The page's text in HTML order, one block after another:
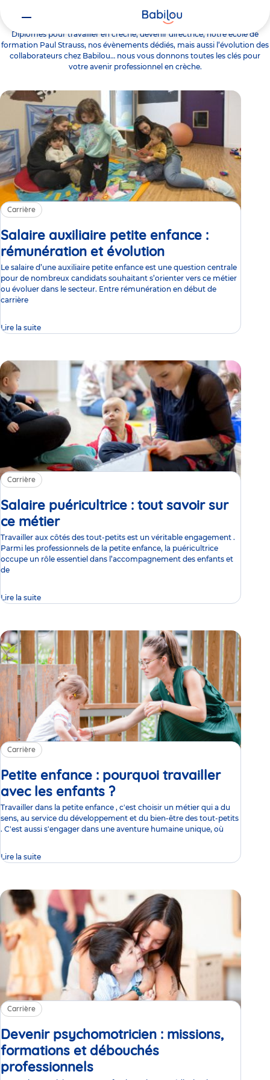
Carrière
Diplômes pour travailler en crèche, devenir directrice, notre école de
formation Paul Strauss, nos évènements dédiés, mais aussi l’évolution des
collaborateurs chez Babilou… nous vous donnons toutes les clés pour
votre avenir professionnel en crèche.
Carrière
Salaire auxiliaire petite enfance :
rémunération et évolution
Le salaire d’une auxiliaire petite enfance est une question centrale
pour de nombreux candidats souhaitant s’orienter vers ce métier
ou évoluer dans le secteur. Entre rémunération en début de
carrière
Lire la suite
Carrière
Salaire puéricultrice : tout savoir sur
ce métierArticle
Travailler aux côtés des tout-petits est un véritable engagement .
Parmi les professionnels de la petite enfance, la puéricultrice
occupe un rôle essentiel dans l’accompagnement des enfants et
de
Lire la suite
Carrière
Petite enfance : pourquoi travailler
avec les enfants ?Article
Travailler dans la petite enfance , c'est choisir un métier qui a du
sens, au service du développement et du bien-être des tout-petits
. C'est aussi s'engager dans une aventure humaine unique, où
Lire la suite
Carrière
Devenir psychomotricien : missions,
formations et débouchés
professionnels